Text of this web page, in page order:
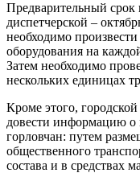
Предварительный
диспетчерской –
необходимо
оборудования на
Затем необходимо
нескольких единицах
Кроме этого,
довести информацию о
горловчан: путем
общественного
состава и в средствах